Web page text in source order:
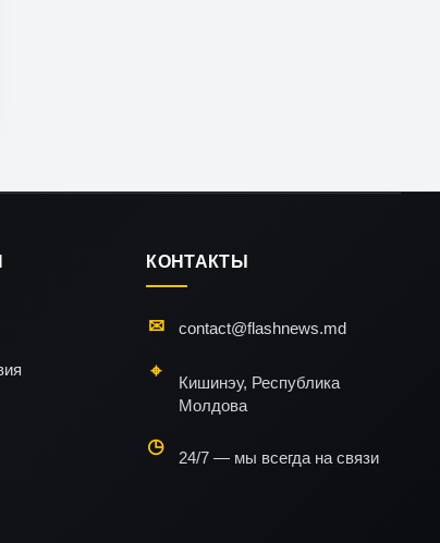
КОНТАКТЫ
contact@flashnews.md
Кишинэу, Республика
Молдова
24/7 — мы всегда на связи